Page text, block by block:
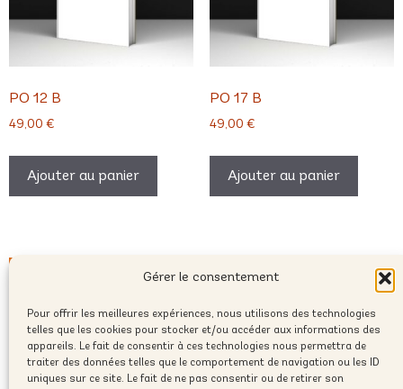
Gérer le consentement
Pour offrir les meilleures expériences, nous utilisons des technologies
telles que les cookies pour stocker et/ou accéder aux informations des
appareils. Le fait de consentir à ces technologies nous permettra de
traiter des données telles que le comportement de navigation ou les ID
uniques sur ce site. Le fait de ne pas consentir ou de retirer son
PO 12 B
49,00 €
Ajouter au panier
PO 17 B
49,00 €
Ajouter au panier